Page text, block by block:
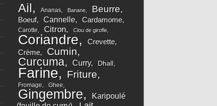
Ail Ananas Banane Beurre
Boeuf Cannelle Cardamome
Carotte Citron Clou de girofle
Coriandre
Crevette
Crème
Cumin
Curcuma Curry Dhall
Farine Friture
Fromage Ghee
Gingembre
Karipoulé